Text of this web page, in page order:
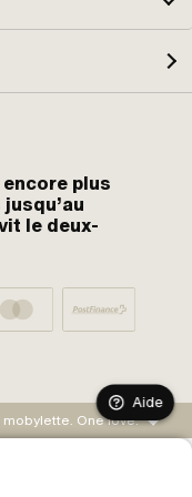
plus
le deux-
One love.
Aide